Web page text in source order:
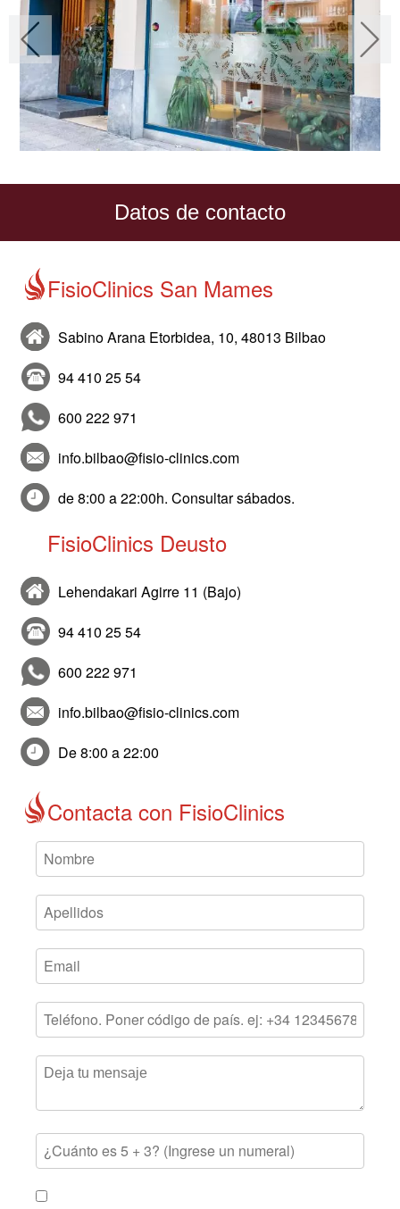
Datos de contacto
FisioClinics San Mames
Sabino Arana Etorbidea, 10, 48013 Bilbao
94 410 25 54
600 222 971
info.bilbao@fisio-clinics.com
de 8:00 a 22:00h. Consultar sábados.
FisioClinics Deusto
Lehendakari Agirre 11 (Bajo)
94 410 25 54
600 222 971
info.bilbao@fisio-clinics.com
De 8:00 a 22:00
Contacta con FisioClinics